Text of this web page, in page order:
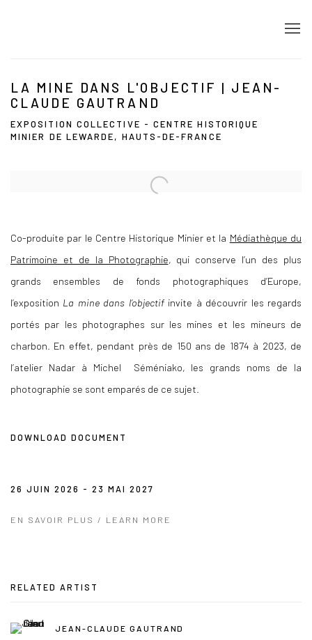
LA MINE DANS L'OBJECTIF | JEAN-
CLAUDE GAUTRAND
EXPOSITION COLLECTIVE - CENTRE HISTORIQUE
MINIER DE LEWARDE, HAUTS-DE-FRANCE
Open a larger version of the following image in a popup:
Co-produite par le Centre Historique Minier et la Médiathèque du
Patrimoine et de la Photographie, qui conserve l’un des plus
grands ensembles de fonds photographiques d’Europe,
l’exposition La mine dans l’objectifinvite à découvrir les regards
portés par les photographes sur les mines et les mineurs de
charbon. En effet, pendant près de 150 ans de 1874 à 2023, de
l’atelier Nadar à Michel Séméniako, les grands noms de la
photographie se sont emparés de ce sujet.
DOWNLOAD DOCUMENT
26 JUIN 2026 - 23 MAI 2027
EN SAVOIR PLUS / LEARN MORE
RELATED ARTIST
JEAN-CLAUDE GAUTRAND